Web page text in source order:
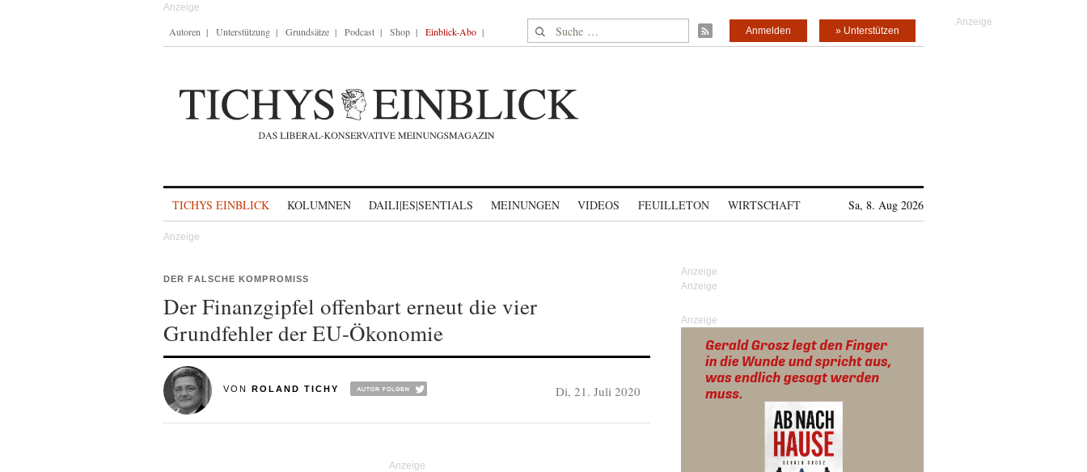
Autoren Unterstützung Grundsätze Podcast Shop Einblick-Abo Suche nach: » Unterstützen
Anmelden
TICHYS EINBLICK KOLUMNEN DAILI|ES|SENTIALS MEINUNGEN VIDEOS FEUILLETON WIRTSCHAFT Sa, 8. Aug 2026
DER FALSCHE KOMPROMISS
Der Finanzgipfel offenbart erneut die vier
Grundfehler der EU-Ökonomie
VON ROLAND TICHY Di, 21. Juli 2020
Anzeige